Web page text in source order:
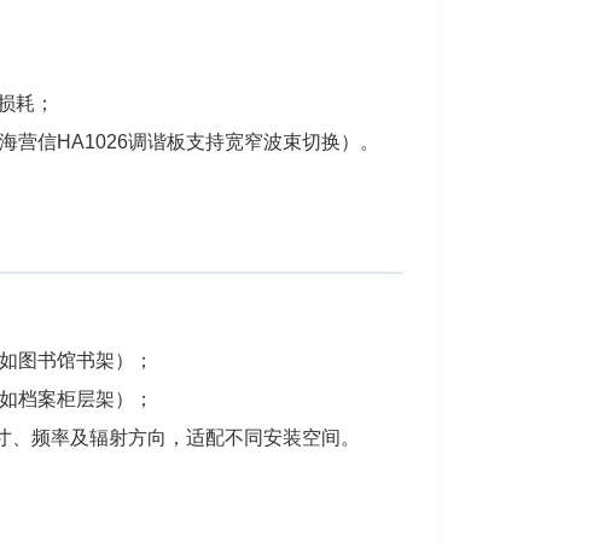
耗；
营信HA1026调谐板支持宽窄波束切换）。
图书馆书架）；
档案柜层架）；
频率及辐射方向，适配不同安装空间。